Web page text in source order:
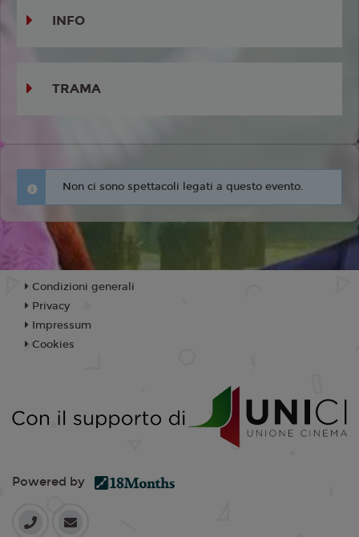
INFO
TRAMA
Non ci sono spettacoli legati a questo evento.
Condizioni generali
Privacy
Impressum
Cookies
Powered by